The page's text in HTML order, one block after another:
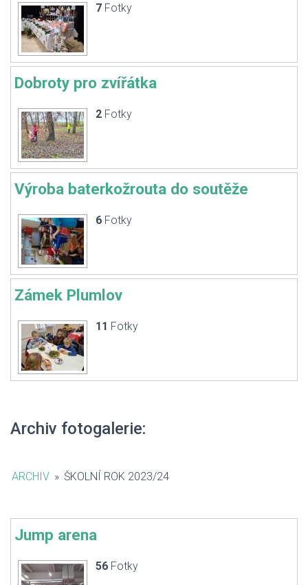
7 Fotky
Dobroty pro zvířátka
2 Fotky
Výroba baterkožrouta do soutěže
6 Fotky
Zámek Plumlov
11 Fotky
Archiv fotogalerie:
ARCHIV » ŠKOLNÍ ROK 2023/24
Jump arena
56 Fotky